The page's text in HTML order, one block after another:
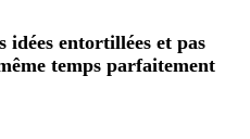
idées entortillées et pas
temps parfaitement